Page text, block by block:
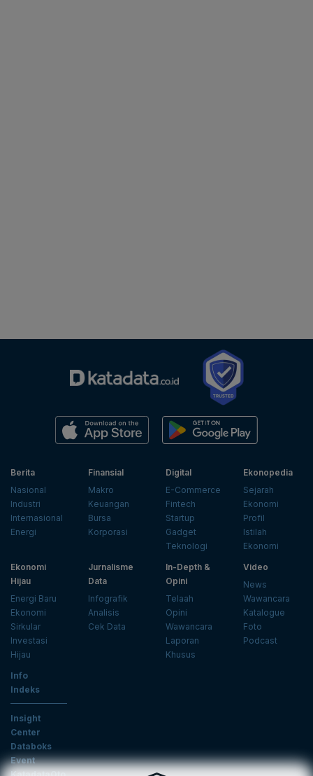
Berita
Nasional
Industri
Internasional
Energi
Finansial
Makro
Keuangan
Bursa
Korporasi
Digital
E-Commerce
Fintech
Startup
Gadget
Teknologi
Ekonopedia
Sejarah
Ekonomi
Profil
Istilah
Ekonomi
Ekonomi
Hijau
Energi Baru
Ekonomi
Sirkular
Investasi
Hijau
Jurnalisme
Data
Infografik
Analisis
Cek Data
In-Depth &
Opini
Telaah
Opini
Wawancara
Laporan
Khusus
Video
News
Wawancara
Katalogue
Foto
Podcast
Info
Indeks
Insight
Center
Databoks
Event